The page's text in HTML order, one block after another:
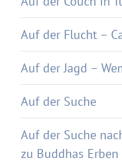
Auf der Flucht –
Auf der Jagd –
Auf der Suche
Auf der Suche
zu Buddhas Erben